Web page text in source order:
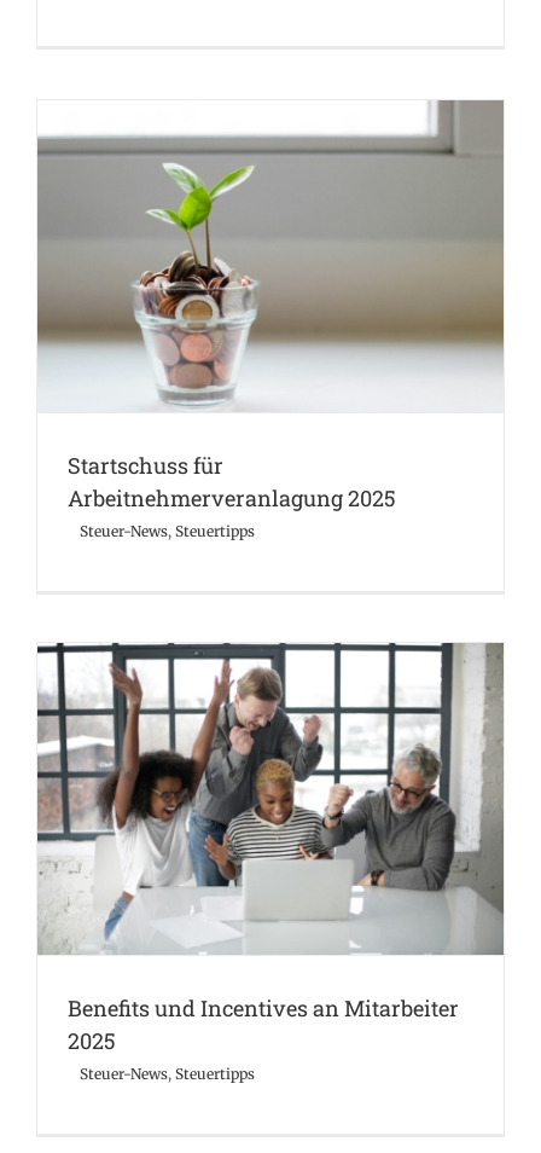
Startschuss für Arbeitnehmerveranlagung 2025
Steuer-News
Startschuss für
Arbeitnehmerveranlagung 2025
Steuer-News, Steuertipps
Benefits und Incentives an Mitarbeiter 2025
Steuer-News Steuertipps
Benefits und Incentives an Mitarbeiter
2025
Steuer-News, Steuertipps